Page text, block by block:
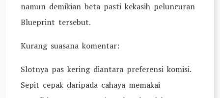
namun demikian beta pasti kekasih peluncuran
Blueprint tersebut.
Kurang suasana komentar:
Slotnya pas kering diantara preferensi komisi.
Sepit cepak daripada cahaya memakai